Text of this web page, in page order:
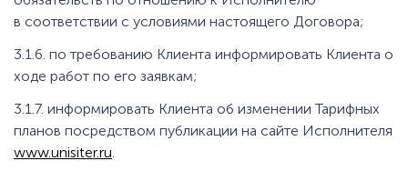
в соответствии с условиями настоящего Договора;
3.1.6. по требованию Клиента информировать Клиента о
ходе работ по его заявкам;
3.1.7. информировать Клиента об изменении Тарифных
планов посредством публикации на сайте Исполнителя
www.unisiter.ru.